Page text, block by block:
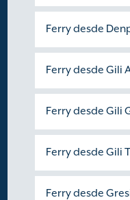
Ferry desde
Ferry desde Gili
Ferry desde Gili
Ferry desde Gili
Ferry desde